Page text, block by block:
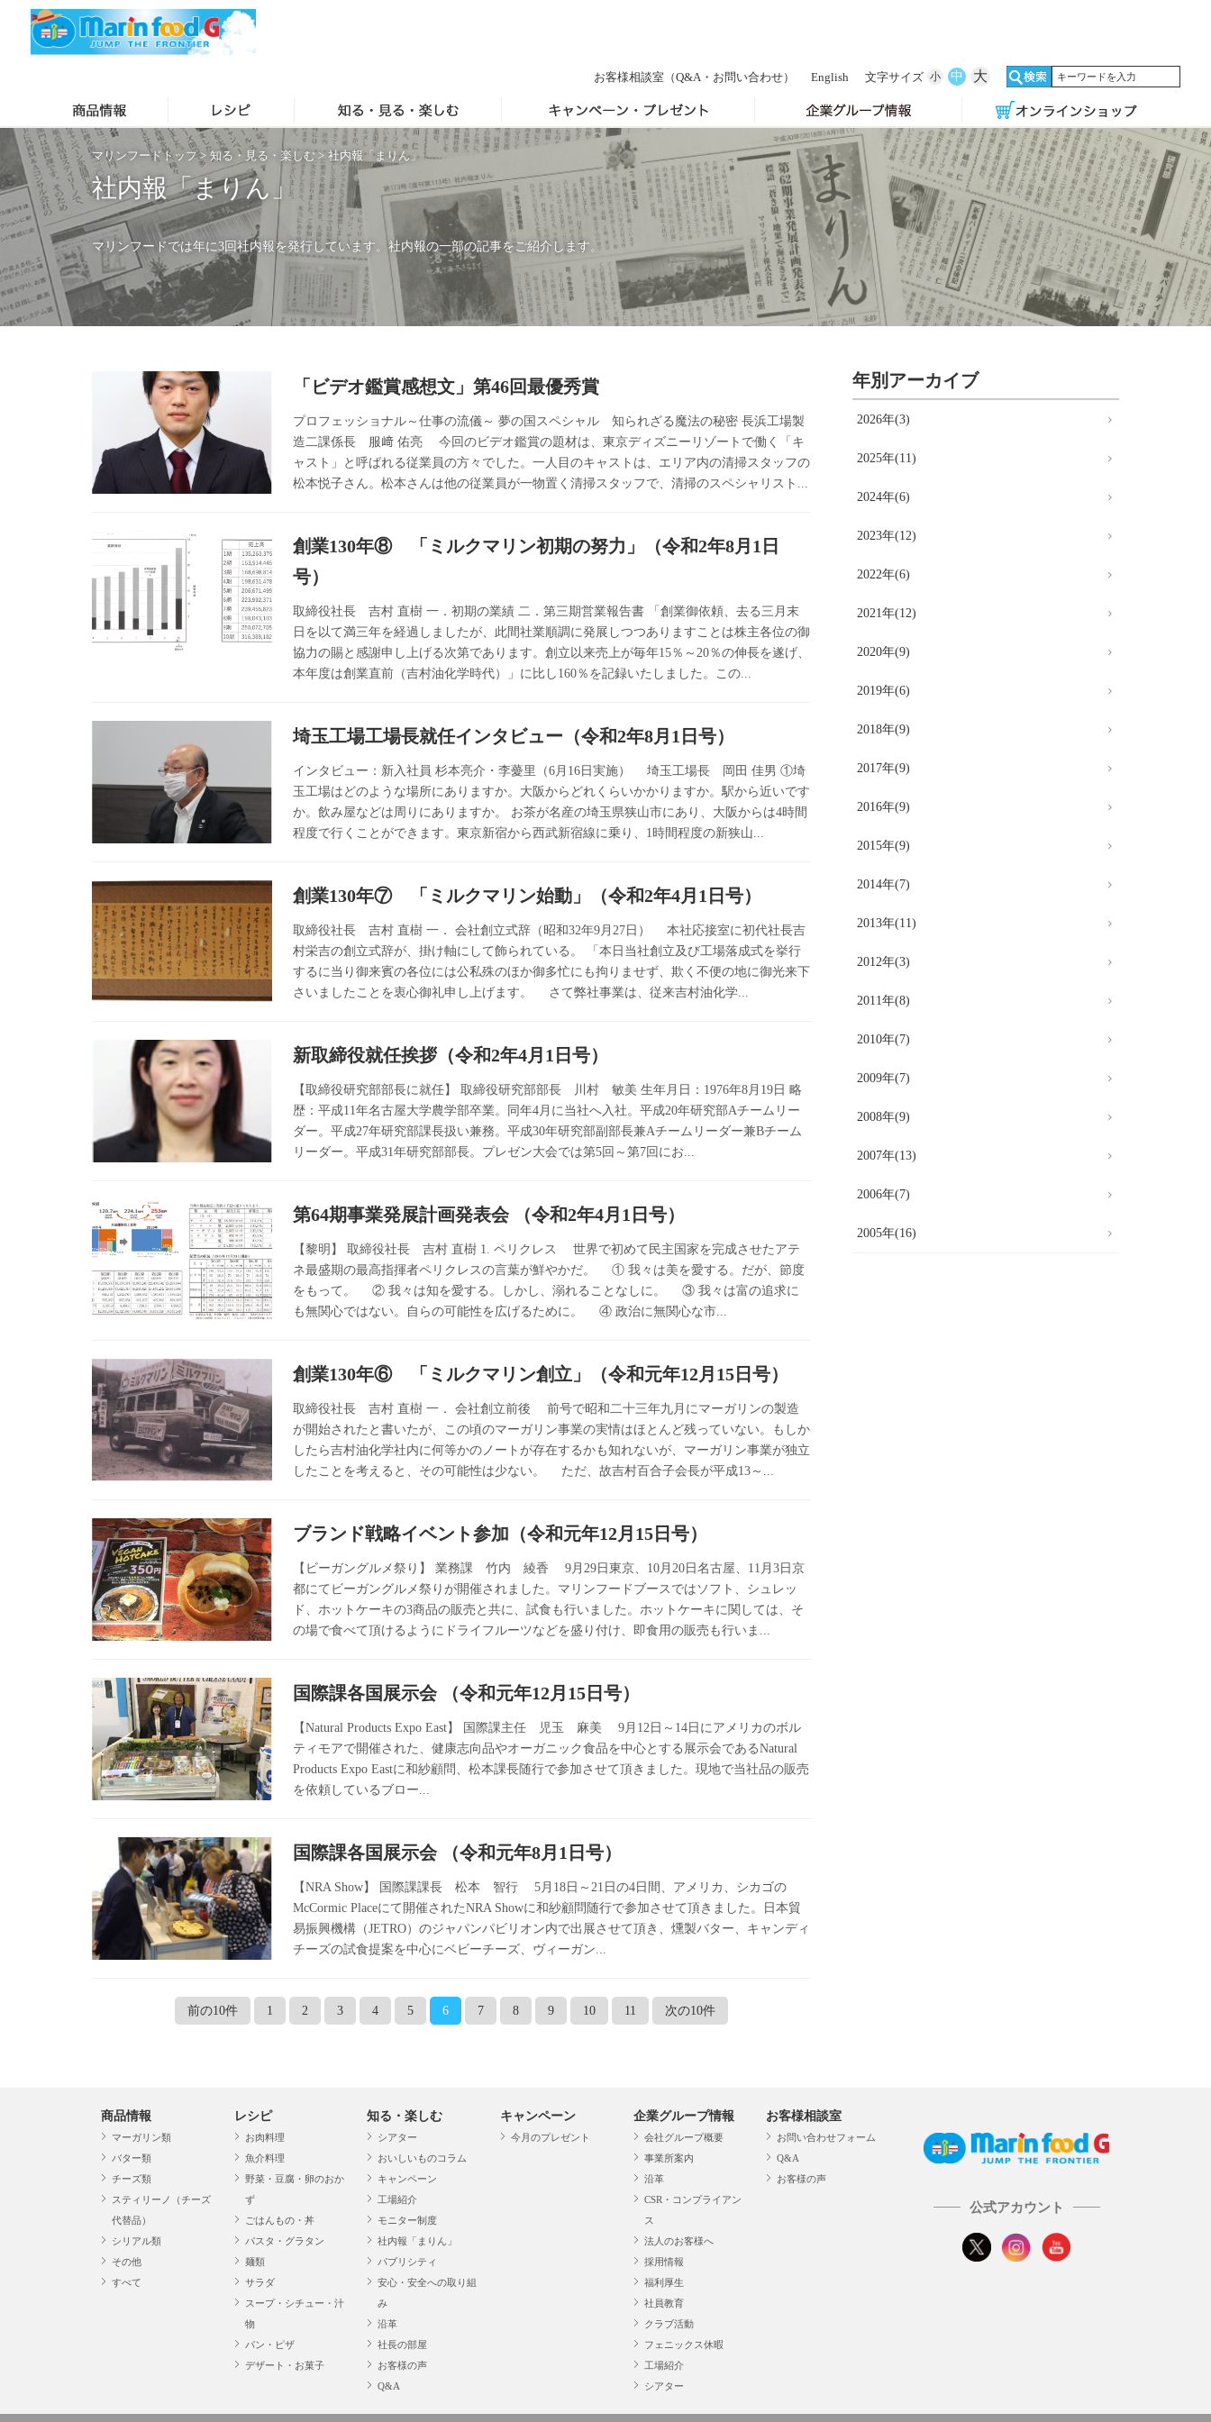
お客様相談室 （Q&A・お問い合わせ） English 文字サイズ 小 中 大
マリンフードトップ> 知る・見る・楽しむ> 社内報「まりん」
社内報「まりん」
マリンフードでは年に3回社内報を発行しています。社内報の一部の記事をご紹介します。
「ビデオ鑑賞感想文」第46回最優秀賞
プロフェッショナル～仕事の流儀～ 夢の国スペシャル 知られざる魔法の秘密 長浜工場製
造二課係長 服﨑 佑亮 今回のビデオ鑑賞の題材は、東京ディズニーリゾートで働く「キ
ャスト」と呼ばれる従業員の方々でした。一人目のキャストは、エリア内の清掃スタッフの
松本悦子さん。松本さんは他の従業員が一物置く清掃スタッフで、清掃のスペシャリスト...
創業130年⑧ 「ミルクマリン初期の努力」（令和2年8月1日
号）
取締役社長 吉村 直樹 一．初期の業績 二．第三期営業報告書 「創業御依頼、去る三月末
日を以て満三年を経過しましたが、此間社業順調に発展しつつありますことは株主各位の御
協力の賜と感謝申し上げる次第であります。創立以来売上が毎年15％～20％の伸長を遂げ、
本年度は創業直前（吉村油化学時代）」に比し160％を記録いたしました。この...
埼玉工場工場長就任インタビュー（令和2年8月1日号）
インタビュー：新入社員 杉本亮介・李薆里（6月16日実施） 埼玉工場長 岡田 佳男 ①埼
玉工場はどのような場所にありますか。大阪からどれくらいかかりますか。駅から近いです
か。飲み屋などは周りにありますか。 お茶が名産の埼玉県狭山市にあり、大阪からは4時間
程度で行くことができます。東京新宿から西武新宿線に乗り、1時間程度の新狭山...
創業130年⑦ 「ミルクマリン始動」（令和2年4月1日号）
取締役社長 吉村 直樹 一． 会社創立式辞（昭和32年9月27日） 本社応接室に初代社長吉
村栄吉の創立式辞が、掛け軸にして飾られている。 「本日当社創立及び工場落成式を挙行
するに当り御来賓の各位には公私殊のほか御多忙にも拘りませず、欺く不便の地に御光来下
さいましたことを衷心御礼申し上げます。 さて弊社事業は、従来吉村油化学...
新取締役就任挨拶（令和2年4月1日号）
【取締役研究部部長に就任】 取締役研究部部長 川村 敏美 生年月日：1976年8月19日 略
歴：平成11年名古屋大学農学部卒業。同年4月に当社へ入社。平成20年研究部Aチームリー
ダー。平成27年研究部課長扱い兼務。平成30年研究部副部長兼Aチームリーダー兼Bチーム
リーダー。平成31年研究部部長。プレゼン大会では第5回～第7回にお...
第64期事業発展計画発表会 （令和2年4月1日号）
【黎明】 取締役社長 吉村 直樹 1. ペリクレス 世界で初めて民主国家を完成させたアテ
ネ最盛期の最高指揮者ペリクレスの言葉が鮮やかだ。 ① 我々は美を愛する。だが、節度
をもって。 ② 我々は知を愛する。しかし、溺れることなしに。 ③ 我々は富の追求に
も無関心ではない。自らの可能性を広げるために。 ④ 政治に無関心な市...
創業130年⑥ 「ミルクマリン創立」（令和元年12月15日号）
取締役社長 吉村 直樹 一． 会社創立前後 前号で昭和二十三年九月にマーガリンの製造
が開始されたと書いたが、この頃のマーガリン事業の実情はほとんど残っていない。もしか
したら吉村油化学社内に何等かのノートが存在するかも知れないが、マーガリン事業が独立
したことを考えると、その可能性は少ない。 ただ、故吉村百合子会長が平成13～...
ブランド戦略イベント参加（令和元年12月15日号）
【ビーガングルメ祭り】 業務課 竹内 綾香 9月29日東京、10月20日名古屋、11月3日京
都にてビーガングルメ祭りが開催されました。マリンフードブースではソフト、シュレッ
ド、ホットケーキの3商品の販売と共に、試食も行いました。ホットケーキに関しては、そ
の場で食べて頂けるようにドライフルーツなどを盛り付け、即食用の販売も行いま...
国際課各国展示会 （令和元年12月15日号）
【Natural Products Expo East】 国際課主任 児玉 麻美 9月12日～14日にアメリカのボル
ティモアで開催された、健康志向品やオーガニック食品を中心とする展示会であるNatural
Products Expo Eastに和紗顧問、松本課長随行で参加させて頂きました。現地で当社品の販売
を依頼しているブロー...
国際課各国展示会 （令和元年8月1日号）
【NRA Show】 国際課課長 松本 智行 5月18日～21日の4日間、アメリカ、シカゴの
McCormic Placeにて開催されたNRA Showに和紗顧問随行で参加させて頂きました。日本貿
易振興機構（JETRO）のジャパンパビリオン内で出展させて頂き、燻製バター、キャンディ
チーズの試食提案を中心にベビーチーズ、ヴィーガン...
前の10件 1 2 3 4 5 6 7 8 9 10 11 次の10件
年別アーカイブ
2026年(3)
2025年(11)
2024年(6)
2023年(12)
2022年(6)
2021年(12)
2020年(9)
2019年(6)
2018年(9)
2017年(9)
2016年(9)
2015年(9)
2014年(7)
2013年(11)
2012年(3)
2011年(8)
2010年(7)
2009年(7)
2008年(9)
2007年(13)
2006年(7)
2005年(16)
商品情報
マーガリン類
バター類
チーズ類
スティリーノ（チーズ
代替品）
シリアル類
その他
すべて
レシピ
お肉料理
魚介料理
野菜・豆腐・卵のおか
ず
ごはんもの・丼
パスタ・グラタン
麺類
サラダ
スープ・シチュー・汁
物
パン・ピザ
デザート・お菓子
知る・楽しむ
シアター
おいしいものコラム
キャンペーン
工場紹介
モニター制度
社内報「まりん」
パブリシティ
安心・安全への取り組
み
沿革
社長の部屋
お客様の声
Q&A
キャンペーン
今月のプレゼント
企業グループ情報
会社グループ概要
事業所案内
沿革
CSR・コンプライアン
ス
法人のお客様へ
採用情報
福利厚生
社員教育
クラブ活動
フェニックス休暇
工場紹介
シアター
お客様相談室
お問い合わせフォーム
Q&A
お客様の声
公式アカウント